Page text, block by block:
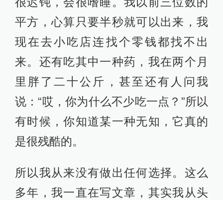
平方，心算只要半秒就可以出来，我
现在去小吃店连找个零钱都找不出
来。还有吃其中一种药，我在两个月
里胖了二十公斤，甚至还有人问我
说：“哎，你为什么不少吃一点？”所以
有时候，你知道某一种无知，它真的
是很残酷的。
所以我从来没有做出任何选择。这么
多年，我一直在写文章，其实我从头